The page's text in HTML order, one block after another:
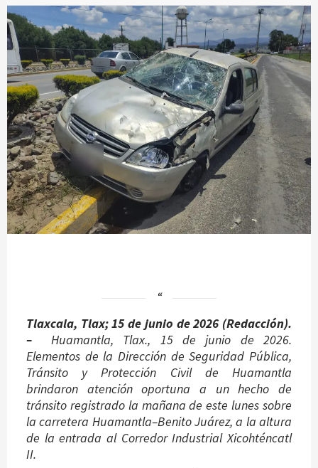
Tlaxcala, Tlax; 15 de junio de 2026 (Redacción).
– Huamantla, Tlax., 15 de junio de 2026.
Elementos de la Dirección de Seguridad Pública,
Tránsito y Protección Civil de Huamantla
brindaron atención oportuna a un hecho de
tránsito registrado la mañana de este lunes sobre
la carretera Huamantla–Benito Juárez, a la altura
de la entrada al Corredor Industrial Xicohténcatl
II.